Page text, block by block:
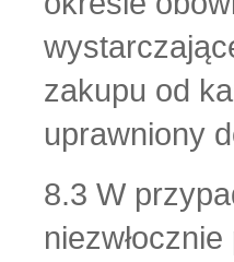
zakupu od
uprawniony
8.3 W